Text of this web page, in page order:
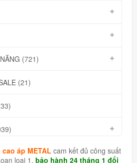
(721)
(21)
áp METAL cam kết đủ công suất
loại 1, bảo hành 24 tháng 1 đổi